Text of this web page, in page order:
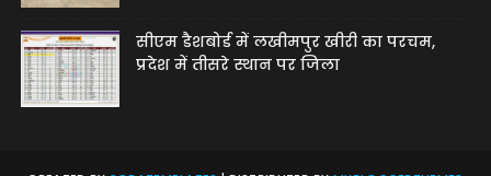
सीएम डैशबोर्ड में लखीमपुर खीरी का परचम,
प्रदेश में तीसरे स्थान पर जिला